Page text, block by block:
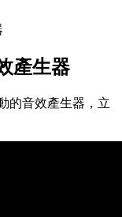
產生器
的音效產生器，立